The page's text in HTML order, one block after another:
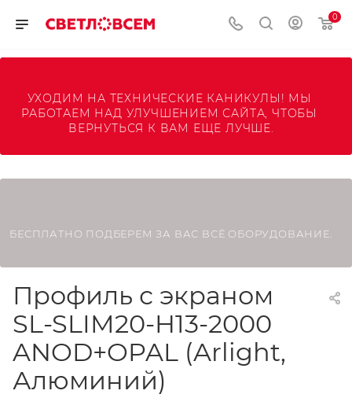
0
УХОДИМ НА ТЕХНИЧЕСКИЕ КАНИКУЛЫ! МЫ
РАБОТАЕМ НАД УЛУЧШЕНИЕМ САЙТА, ЧТОБЫ
ВЕРНУТЬСЯ К ВАМ ЕЩЕ ЛУЧШЕ.
БЕСПЛАТНО ПОДБЕРЕМ ЗА ВАС ВСЁ ОБОРУДОВАНИЕ.
Профиль с экраном
SL-SLIM20-H13-2000
ANOD+OPAL (Arlight,
Алюминий)